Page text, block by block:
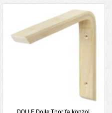
DOLLE Dolle Thor fa konzol